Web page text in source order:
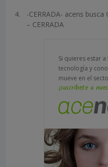
-CERRADA- acens
– CERRADA
Si quieres estar
tecnología y
mueve en el
¡suscríbete a